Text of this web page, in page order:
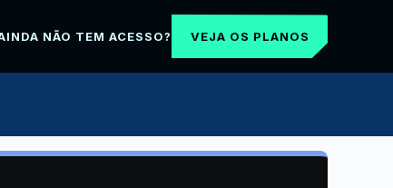
NÃO TEM ACESSO? VEJA OS PLANOS